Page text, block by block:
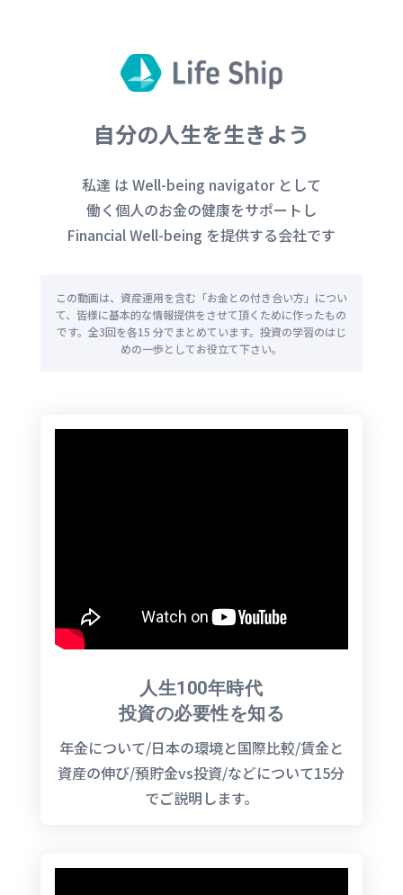
自分の人生を生きよう
私達 は Well-being navigator として
働く個人のお金の健康をサポートし
Financial Well-being を提供する会社です
この動画は、 資産運用を含む「お金との付き合い方」につい
て、皆様に基本的な情報提供をさせて頂くために作ったもの
です。 全3回を各15 分でまとめています。投資の学習のはじ
めの一歩としてお役立て下さい。
人生100年時代
投資の必要性を知る
年金について/日本の環境と国際比較/賃金と
資産の伸び/預貯金vs投資/などについて15分
でご説明します。